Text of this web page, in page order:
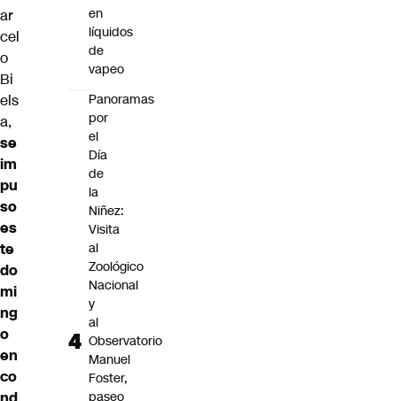
ar
cel
o
Bi
els
a,
se
im
pu
so
es
te
do
mi
ng
o
en
co
en
líquidos
de
vapeo
Panoramas
por
el
Día
de
la
Niñez:
Visita
al
Zoológico
Nacional
y
al
Observatorio
Manuel
Foster,
paseo